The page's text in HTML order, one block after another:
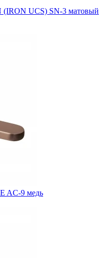
(IRON UCS) SN-3 матовый
AC-9 медь